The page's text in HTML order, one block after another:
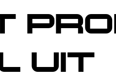
UIT